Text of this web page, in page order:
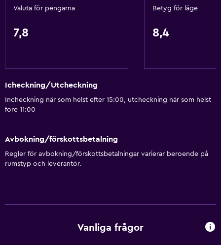
Valuta för pengarna
7,8
Betyg för läge
8,4
Icheckning/Utcheckning
Incheckning när som helst efter 15:00, utcheckning när som helst
före 11:00
Avbokning/förskottsbetalning
Regler för avbokning/förskottsbetalningar varierar beroende på
rumstyp och leverantör.
Vanliga frågor